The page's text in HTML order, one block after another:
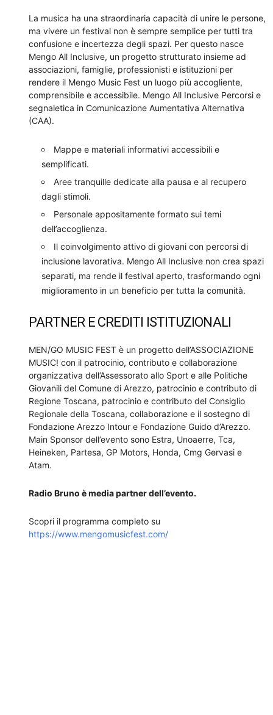
La musica ha una straordinaria capacità di unire le persone,
ma vivere un festival non è sempre semplice per tutti tra
confusione e incertezza degli spazi. Per questo nasce
Mengo All Inclusive, un progetto strutturato insieme ad
associazioni, famiglie, professionisti e istituzioni per
rendere il Mengo Music Fest un luogo più accogliente,
comprensibile e accessibile. Mengo All Inclusive Percorsi e
segnaletica in Comunicazione Aumentativa Alternativa
(CAA).
Mappe e materiali informativi accessibili e
semplificati.
Aree tranquille dedicate alla pausa e al recupero
dagli stimoli.
Personale appositamente formato sui temi
dell’accoglienza.
Il coinvolgimento attivo di giovani con percorsi di
inclusione lavorativa. Mengo All Inclusive non crea spazi
separati, ma rende il festival aperto, trasformando ogni
miglioramento in un beneficio per tutta la comunità.
PARTNER E CREDITI ISTITUZIONALI
MEN/GO MUSIC FEST è un progetto dell’ASSOCIAZIONE
MUSIC! con il patrocinio, contributo e collaborazione
organizzativa dell’Assessorato allo Sport e alle Politiche
Giovanili del Comune di Arezzo, patrocinio e contributo di
Regione Toscana, patrocinio e contributo del Consiglio
Regionale della Toscana, collaborazione e il sostegno di
Fondazione Arezzo Intour e Fondazione Guido d’Arezzo.
Main Sponsor dell’evento sono Estra, Unoaerre, Tca,
Heineken, Partesa, GP Motors, Honda, Cmg Gervasi e
Atam.
Radio Bruno è media partner dell’evento.
Scopri il programma completo su
https://www.mengomusicfest.com/